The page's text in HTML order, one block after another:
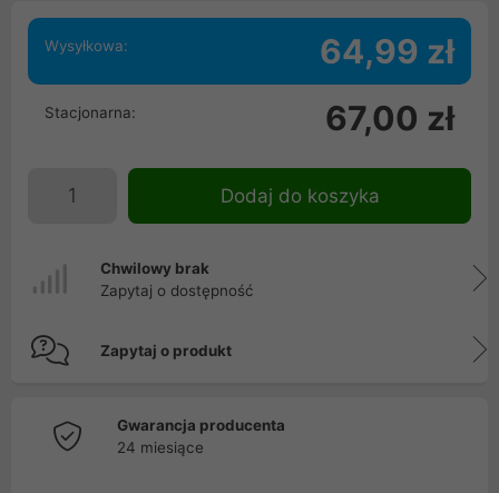
Wysyłkowa: 64,99 zł
Stacjonarna: 67,00 zł
Dodaj do koszyka
Chwilowy brak
Zapytaj o dostępność
Zapytaj o produkt
Gwarancja producenta
24 miesiące